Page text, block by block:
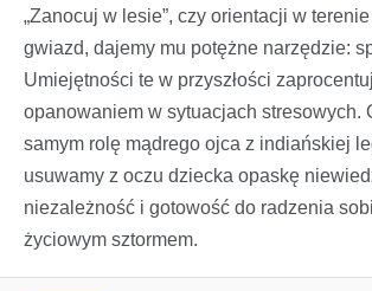
„Zanocuj w lesie”, czy orientacji w
gwiazd, dajemy mu potężne narzędzie:
Umiejętności te w przyszłości
opanowaniem w sytuacjach stresowych.
samym rolę mądrego ojca z indiańskiej
usuwamy z oczu dziecka opaskę
niezależność i gotowość do radzenia
życiowym sztormem.